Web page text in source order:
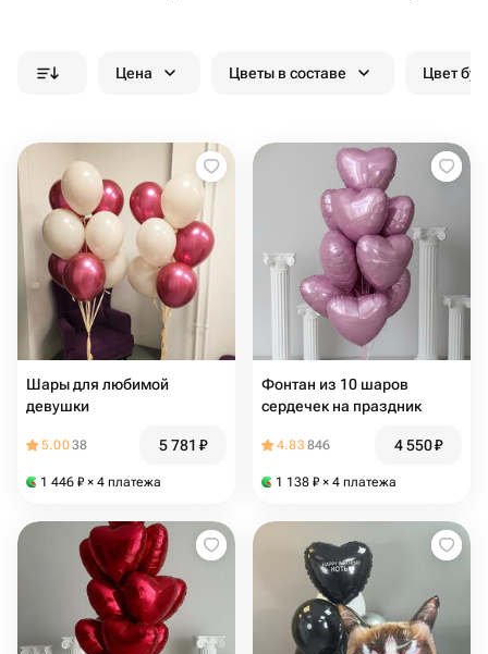
Цена Цветы в составе Цвет
Шары для любимой
девушки
5.0038 5 781 ₽
1 446 ₽ × 4 платежа
Фонтан из 10 шаров
сердечек на праздник
4.83846 4 550₽
1 138 ₽ × 4 платежа